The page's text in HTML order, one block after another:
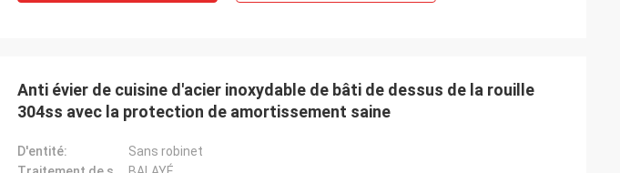
Anti évier de cuisine d'acier inoxydable de bâti de dessus de la rouille
304ss avec la protection de amortissement saine
D'entité:
Sans robinet